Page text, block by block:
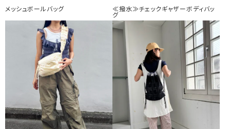
メッシュボールバッグ
≪撥水≫チェックギャザーボディバッ
グ